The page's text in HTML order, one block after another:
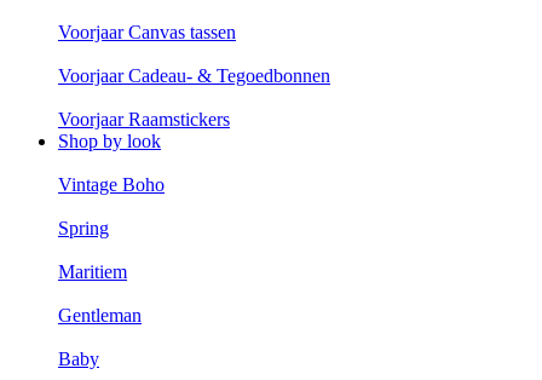
Voorjaar Canvas tassen
Voorjaar Cadeau- & Tegoedbonnen
Voorjaar Raamstickers
Shop by look
Vintage Boho
Spring
Maritiem
Gentleman
Baby